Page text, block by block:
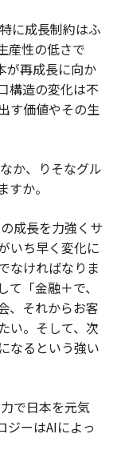
に成長制約はふ
産性の低さで
が再成長に向か
構造の変化は不
す価値やその生
か、りそなグル
か。
成長を力強くサ
いち早く変化に
なければなりま
「金融＋で、
、それからお客
い。そして、次
なるという強い
で日本を元気
ジーはAIによっ